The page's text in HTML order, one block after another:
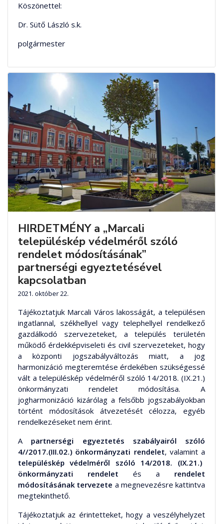
Köszönettel:
Dr. Sütő László s.k.
polgármester
HIRDETMÉNY a „Marcali
településkép védelméről szóló
rendelet módosításának”
partnerségi egyeztetésével
kapcsolatban
2021. október 22.
Tájékoztatjuk Marcali Város lakosságát, a településen
ingatlannal, székhellyel vagy telephellyel rendelkező
gazdálkodó szervezeteket, a település területén
működő érdekképviseleti és civil szervezeteket, hogy
a központi jogszabályváltozás miatt, a jog
harmonizáció megteremtése érdekében szükségessé
vált a településkép védelméről szóló 14/2018. (IX.21.)
önkormányzati rendelet módosítása. A
jogharmonizáció kizárólag a felsőbb jogszabályokban
történt módosítások átvezetését célozza, egyéb
rendelkezéseket nem érint.
A partnerségi egyeztetés szabályairól szóló
4//2017.(III.02.) önkormányzati rendelet, valamint a
településkép védelméről szóló 14/2018. (IX.21.)
önkormányzati rendelet és a rendelet
módosításának tervezete a megnevezésre kattintva
megtekinthető.
Tájékoztatjuk az érintetteket, hogy a veszélyhelyzet